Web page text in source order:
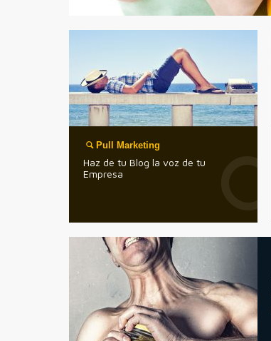
Pull Marketing
Haz de tu Blog la voz de tu
Empresa